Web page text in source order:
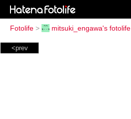
Fotolife > mitsuki_engawa's fotolife
<prev